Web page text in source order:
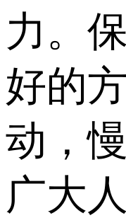
力。
好的
动，
广大